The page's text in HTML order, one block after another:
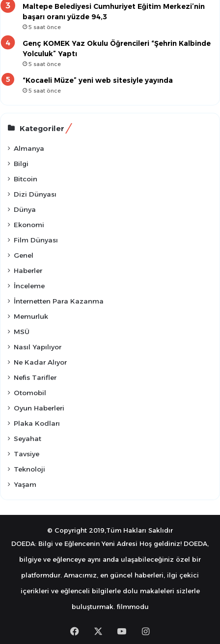
Maltepe Belediyesi Cumhuriyet Eğitim Merkezi’nin
başarı oranı yüzde 94,3
5 saat önce
Genç KOMEK Yaz Okulu Öğrencileri “Şehrin Kalbinde
Yolculuk” Yaptı
5 saat önce
“Kocaeli Müze” yeni web sitesiyle yayında
5 saat önce
Kategoriler
Almanya
Bilgi
Bitcoin
Dizi Dünyası
Dünya
Ekonomi
Film Dünyası
Genel
Haberler
İnceleme
İnternetten Para Kazanma
Memurluk
MSÜ
Nasıl Yapılıyor
Ne Kadar Alıyor
Nefis Tarifler
Otomobil
Oyun Haberleri
Plaka Kodları
Seyahat
Tavsiye
Teknoloji
Yaşam
© Copyright 2019,Tüm Hakları Saklıdır
DOEDA: Bilgi ve Eğlencenin Yeni Adresi Hoş geldiniz! DOEDA,
bilgiye ve eğlenceye aynı anda ulaşabileceğiniz özel bir
platformdur. Amacımız, en güncel haberleri, ilgi çekici
içerikleri ve eğlenceli bilgilerle dolu makaleleri sizlerle
buluşturmak. filmmodu
FacebookYouTubeInstagram